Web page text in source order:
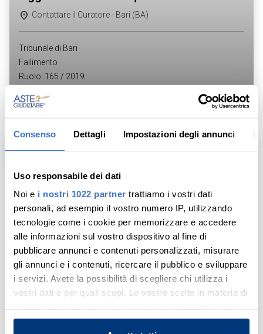
Consenso Dettagli Impostazioni degli annunci
Uso responsabile dei dati
Noi e i nostri 1022 partner trattiamo i vostri dati
personali, ad esempio il vostro numero IP, utilizzando
tecnologie come i cookie per memorizzare e accedere
alle informazioni sul vostro dispositivo al fine di
pubblicare annunci e contenuti personalizzati, misurare
gli annunci e i contenuti, ricercare il pubblico e sviluppare
i servizi. Avete la possibilità di scegliere chi utilizza i
vostri dati e per quali scopi. Le vostre scelte in materia di
in cui avete effettuato le vostre scelte. È possibile
Prezzo base
€ 56,96
Contattare il Curatore - Bari (BA)
Tribunale di Bari
Fallimento
Ruolo: 165 / 2019
Vendita: Dal 24/09/2026 al 01/10/2026
Condividi
Asta telematica